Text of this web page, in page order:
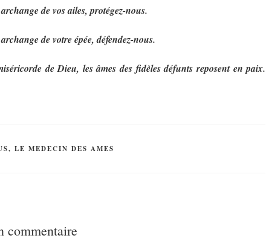
de vos ailes, protégez-nous.
de votre épée, défendez-nous.
de Dieu, les âmes des fidèles défunts reposent en paix.
LE MEDECIN DES AMES
commentaire